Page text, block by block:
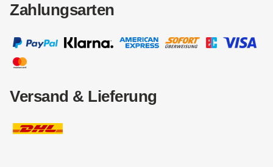
Zahlungsarten
Versand & Lieferung